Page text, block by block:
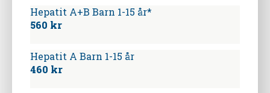
Hepatit A+B Barn 1-15 år*
560 kr
Hepatit A Barn 1-15 år
460 kr